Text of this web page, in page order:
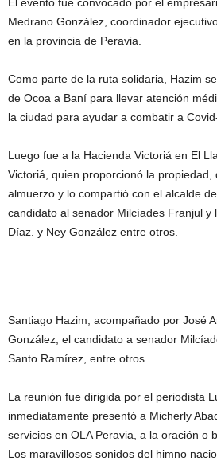
Medrano González, coordinador
en la provincia de Peravia.
Como parte de la ruta solidaria, Hazim
de Ocoa a Baní para llevar atención
la ciudad para ayudar a combatir a
Luego fue a la Hacienda Victoriá en El
Victoriá, quien proporcionó la propiedad,
almuerzo y lo compartió con el alcalde
candidato al senador Milcíades Franjul y
Díaz. y Ney González entre otros.
Santiago Hazim, acompañado por José
González, el candidato a senador
Santo Ramírez, entre otros.
La reunión fue dirigida por el periodista
inmediatamente presentó a Micherly
servicios en OLA Peravia, a la oración o
Los maravillosos sonidos del himno